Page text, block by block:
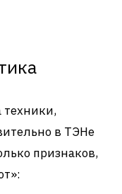
техники,
в ТЭНе
признаков,